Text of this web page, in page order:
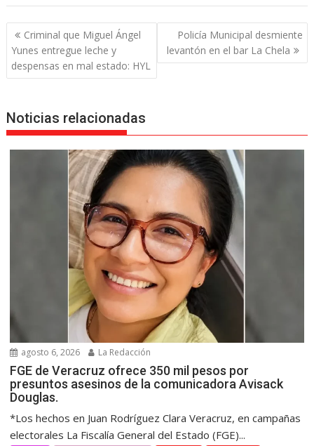
Navegación
de
entradas
Criminal que Miguel Ángel
Yunes entregue leche y
despensas en mal estado: HYL
Policía Municipal desmiente
levantón en el bar La Chela
Noticias relacionadas
agosto 6, 2026 La Redacción
FGE de Veracruz ofrece 350 mil pesos por
presuntos asesinos de la comunicadora Avisack
Douglas.
*Los hechos en Juan Rodríguez Clara Veracruz, en campañas
electorales La Fiscalía General del Estado (FGE)...